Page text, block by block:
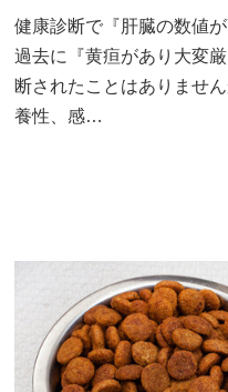
健康診断で『肝臓の数値
過去に『黄疸があり大変
断されたことはありませんか？ 猫ちゃんの肝臓
養性、感…